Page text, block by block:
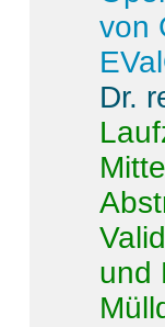
von
Dr.
und